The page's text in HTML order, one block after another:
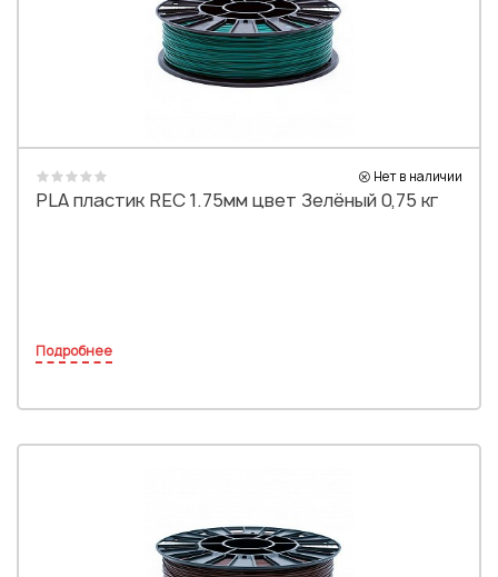
Нет в наличии
PLA пластик REC 1.75мм цвет Зелёный 0,75 кг
Подробнее